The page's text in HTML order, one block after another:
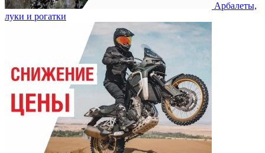
Арбалеты,
луки и рогатки